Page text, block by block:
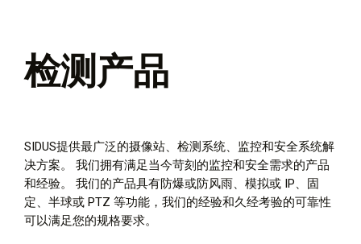
检测产品
SIDUS提供最广泛的摄像站、检测系统、监控和安全系统解
决方案。 我们拥有满足当今苛刻的监控和安全需求的产品
和经验。 我们的产品具有防爆或防风雨、模拟或 IP、固
定、半球或 PTZ 等功能，我们的经验和久经考验的可靠性
可以满足您的规格要求。